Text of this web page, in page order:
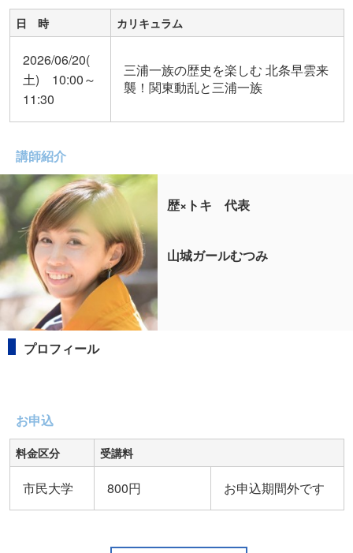
日 時 カリキュラム
2026/06/20(
土) 10:00～
11:30
三浦一族の歴史を楽しむ 北条早雲来
襲！関東動乱と三浦一族
講師紹介
歴×トキ 代表
山城ガールむつみ
プロフィール
お申込
料金区分 受講料
市民大学 800円 お申込期間外です